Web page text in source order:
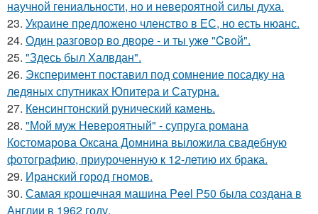
научной гениальности, но и невероятной силы духа.
23. Украине предложено членство в ЕС, но есть нюанс.
24. Один разговoр во двоpе - и ты ужe "Cвой".
25. "Здесь был Халвдан".
26. Эксперимент поставил под сомнение посадку на
ледяных спутниках Юпитера и Сатурна.
27. Кенсингтонский рунический камень.
28. "Мой муж Невероятный" - супруга романа
Костомарова Оксана Домнина выложила свадебную
фотографию, приуроченную к 12-летию их брака.
29. Иранский город гномов.
30. Самая крошечная машина Peel P50 была создана в
Англии в 1962 году.